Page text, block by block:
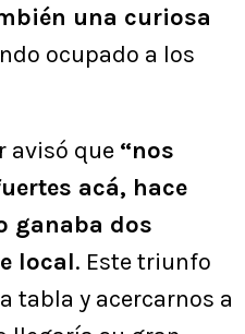
una curiosa
ocupado a los
avisó que “nos
acá, hace
ganaba dos
local. Este triunfo
tabla y acercarnos a